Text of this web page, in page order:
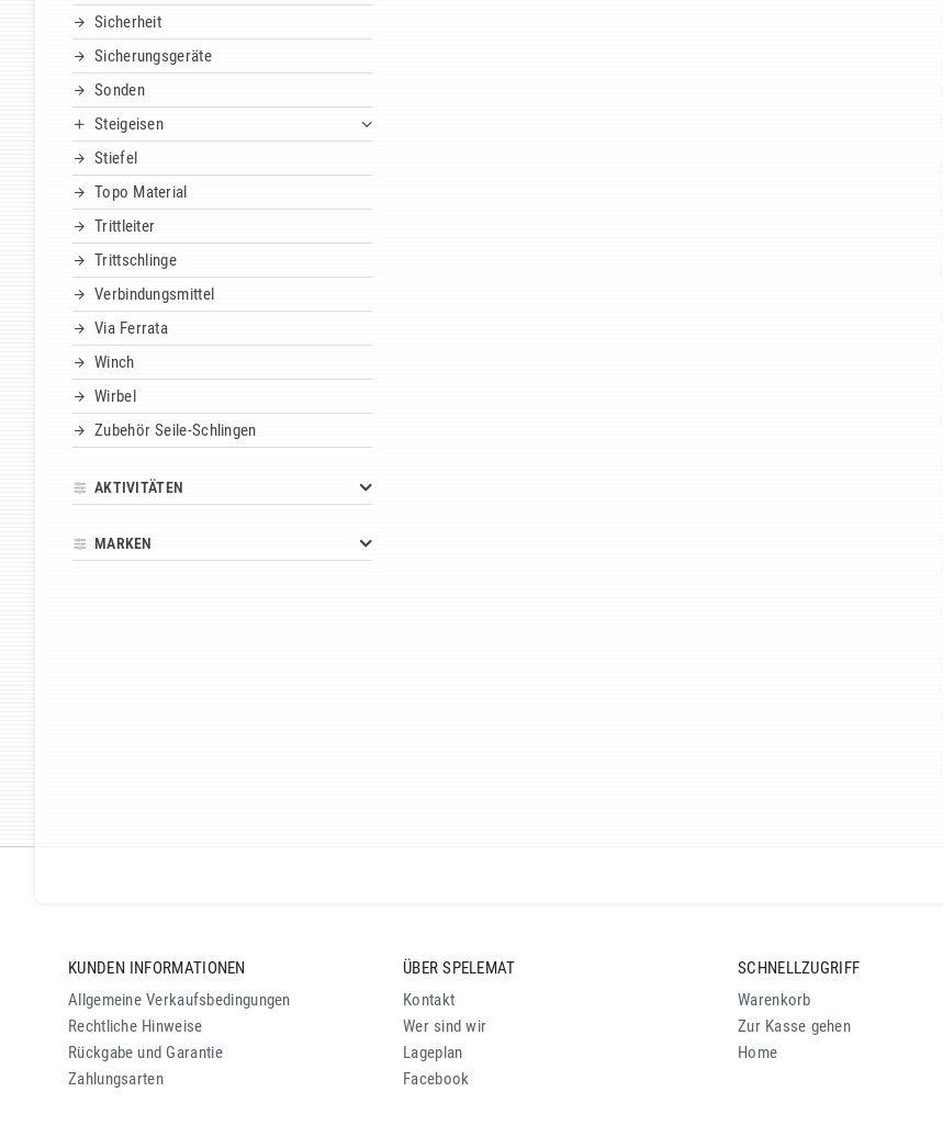
Sicherheit
Sicherungsgeräte
Sonden
Steigeisen
Stiefel
Topo Material
Trittleiter
Trittschlinge
Verbindungsmittel
Via Ferrata
Winch
Wirbel
Zubehör Seile-Schlingen
AKTIVITÄTEN
MARKEN
KUNDEN INFORMATIONEN
Allgemeine Verkaufsbedingungen
Rechtliche Hinweise
Rückgabe und Garantie
Zahlungsarten
ÜBER SPELEMAT
Kontakt
Wer sind wir
Lageplan
Facebook
SCHNELLZUGRIFF
Warenkorb
Zur Kasse gehen
Home